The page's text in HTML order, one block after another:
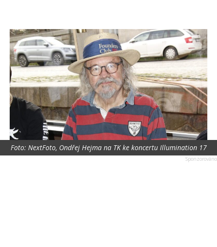
Foto: NextFoto, Ondřej Hejma na TK ke koncertu Illumination 17